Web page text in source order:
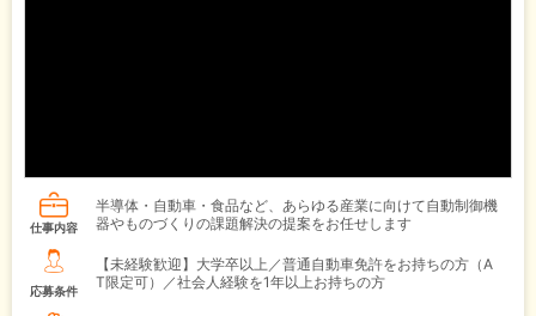
仕事内容
半導体・自動車・食品など、あらゆる産業に向けて自動制御機
器やものづくりの課題解決の提案をお任せします
応募条件
【未経験歓迎】大学卒以上／普通自動車免許をお持ちの方（A
T限定可）／社会人経験を1年以上お持ちの方